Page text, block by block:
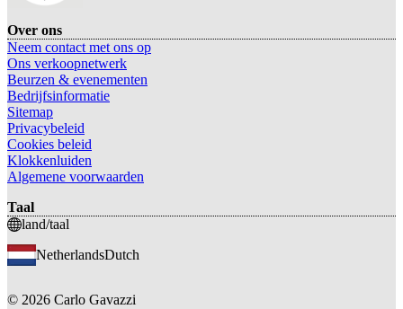
Over ons
Neem contact met ons op
Ons verkoopnetwerk
Beurzen & evenementen
Bedrijfsinformatie
Sitemap
Privacybeleid
Cookies beleid
Klokkenluiden
Algemene voorwaarden
Taal
land/taal
NetherlandsDutch
© 2026 Carlo Gavazzi